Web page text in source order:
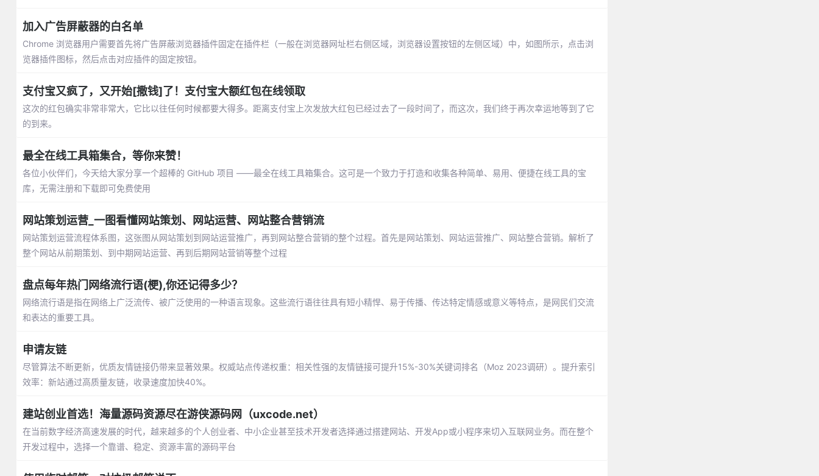
加入广告屏蔽器的白名单
Chrome 浏览器用户需要首先将广告屏蔽浏览器插件固定在插件栏（一般在浏览器网址栏右侧区域，浏览器设置按钮的左侧区域）中，如图所示，点击浏
览器插件图标，然后点击对应插件的固定按钮。
支付宝又疯了，又开始[撒钱]了！支付宝大额红包在线领取
这次的红包确实非常非常大，它比以往任何时候都要大得多。距离支付宝上次发放大红包已经过去了一段时间了，而这次，我们终于再次幸运地等到了它
的到来。
最全在线工具箱集合，等你来赞！
各位小伙伴们，今天给大家分享一个超棒的 GitHub 项目 ——最全在线工具箱集合。这可是一个致力于打造和收集各种简单、易用、便捷在线工具的宝
库，无需注册和下载即可免费使用
网站策划运营_一图看懂网站策划、网站运营、网站整合营销流
网站策划运营流程体系图，这张图从网站策划到网站运营推广，再到网站整合营销的整个过程。首先是网站策划、网站运营推广、网站整合营销。解析了
整个网站从前期策划、到中期网站运营、再到后期网站营销等整个过程
盘点每年热门网络流行语(梗),你还记得多少？
网络流行语是指在网络上广泛流传、被广泛使用的一种语言现象。这些流行语往往具有短小精悍、易于传播、传达特定情感或意义等特点，是网民们交流
和表达的重要工具。
申请友链
尽管算法不断更新，优质友情链接仍带来显著效果。权威站点传递权重：相关性强的友情链接可提升15%-30%关键词排名（Moz 2023调研）。提升索引
效率：新站通过高质量友链，收录速度加快40%。
建站创业首选！海量源码资源尽在游侠源码网（uxcode.net）
在当前数字经济高速发展的时代，越来越多的个人创业者、中小企业甚至技术开发者选择通过搭建网站、开发App或小程序来切入互联网业务。而在整个
开发过程中，选择一个靠谱、稳定、资源丰富的源码平台